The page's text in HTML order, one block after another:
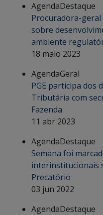
AgendaDestaque
Procuradora-
sobre
ambiente
18 maio 2023
AgendaGeral
PGE participa dos
Tributária com
Fazenda
11 abr 2023
AgendaDestaque
Semana foi
interinstitucionais
Precatório
03 jun 2022
AgendaDestaque